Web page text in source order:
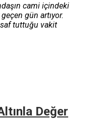
cami içindeki
gün artıyor.
tuttuğu vakit
Değer